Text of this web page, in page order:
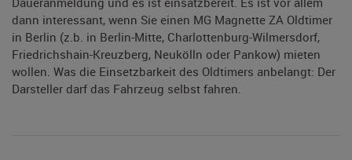
dann interessant, wenn Sie einen MG Magnette ZA Oldtimer
in Berlin (z.b. in Berlin-Mitte, Charlottenburg-Wilmersdorf,
Friedrichshain-Kreuzberg, Neukölln oder Pankow) mieten
wollen. Was die Einsetzbarkeit des Oldtimers anbelangt: Der
Darsteller darf das Fahrzeug selbst fahren.